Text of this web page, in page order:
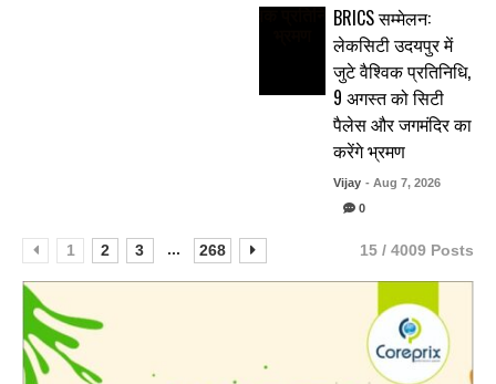
BRICS सम्मेलन:
लेकसिटी उदयपुर में
जुटे वैश्विक प्रतिनिधि,
9 अगस्त को सिटी
पैलेस और जगमंदिर का
करेंगे भ्रमण
Vijay - Aug 7, 2026
0
1 2 3 ... 268 15 / 4009 Posts